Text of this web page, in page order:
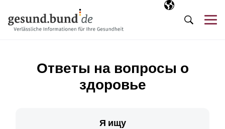
Выбранный
RU
Поиск
Ответы на вопросы о
здоровье
Я ищу